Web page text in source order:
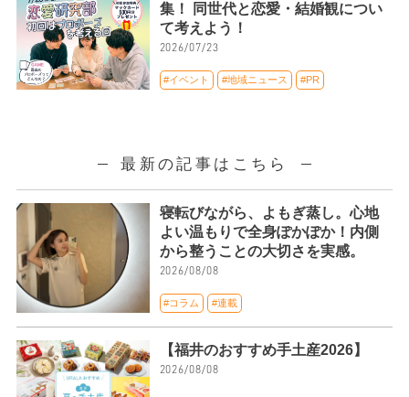
集！ 同世代と恋愛・結婚観につい
て考えよう！
2026/07/23
#イベント #地域ニュース #PR
最新の記事はこちら
寝転びながら、よもぎ蒸し。心地
よい温もりで全身ぽかぽか！内側
から整うことの大切さを実感。
2026/08/08
#コラム #連載
【福井のおすすめ手土産2026】
2026/08/08